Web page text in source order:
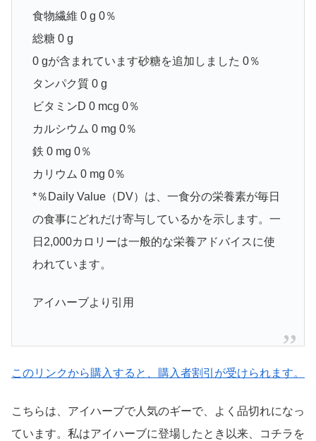
食物繊維 0 g 0％
総糖 0 g
0 gが含まれています砂糖を追加しました 0％
タンパク質 0 g
ビタミンD 0 mcg 0％
カルシウム 0 mg 0％
鉄 0 mg 0％
カリウム 0 mg 0％
*％Daily Value（DV）は、一食分の栄養素が毎日
の食事にどれだけ寄与しているかを示します。一
日2,000カロリーは一般的な栄養アドバイスに使
われています。
アイハーブより引用
このリンクから購入すると、購入者割引が受けられます。
こちらは、アイハーブで人気のギーで、よく品切れになっ
ています。私はアイハーブに登場したとき以来、コチラを